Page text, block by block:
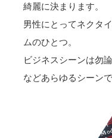
綺麗に決まります。
男性にとってネクタ
ムのひとつ。
ビジネスシーンは勿
などあらゆるシーンで